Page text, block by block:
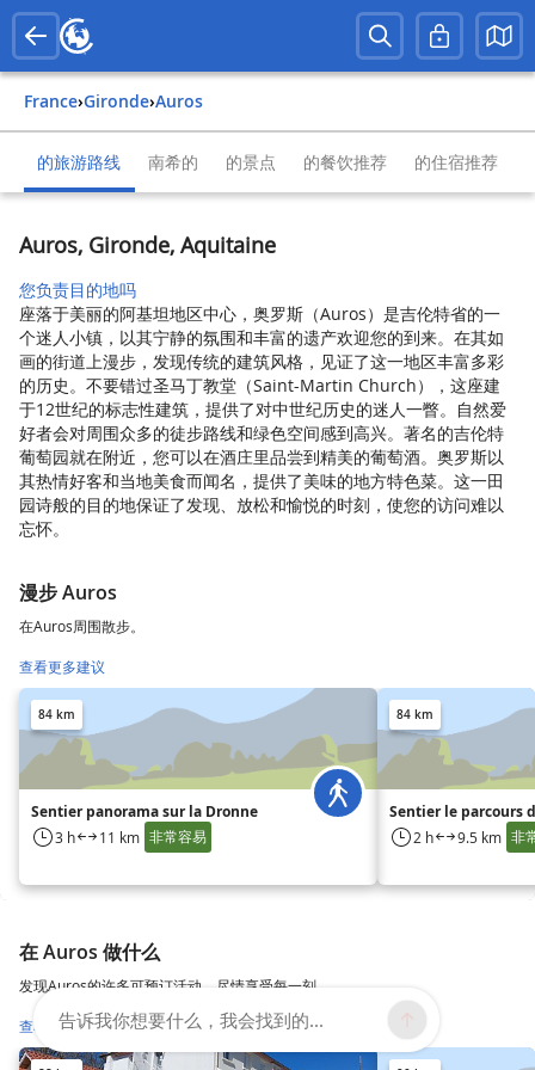
France› Gironde› Auros
的旅游路线 南希的 的景点 的餐饮推荐 的住宿推荐
Auros, Gironde, Aquitaine
您负责目的地吗
座落于美丽的阿基坦地区中心，奥罗斯（Auros）是吉伦特省的一
个迷人小镇，以其宁静的氛围和丰富的遗产欢迎您的到来。在其如
画的街道上漫步，发现传统的建筑风格，见证了这一地区丰富多彩
的历史。不要错过圣马丁教堂（Saint-Martin Church），这座建
于12世纪的标志性建筑，提供了对中世纪历史的迷人一瞥。自然爱
好者会对周围众多的徒步路线和绿色空间感到高兴。著名的吉伦特
葡萄园就在附近，您可以在酒庄里品尝到精美的葡萄酒。奥罗斯以
其热情好客和当地美食而闻名，提供了美味的地方特色菜。这一田
园诗般的目的地保证了发现、放松和愉悦的时刻，使您的访问难以
忘怀。
漫步 Auros
在Auros周围散步。
查看更多建议
84 km
Sentier panorama sur la Dronne
3 h 11 km 非常容易
84 km
Sentier le parcours
2 h 9.5 km 非
在 Auros 做什么
发现Auros的许多可预订活动，尽情享受每一刻。
查看更多建议
告诉我你想要什么，我会找到的...